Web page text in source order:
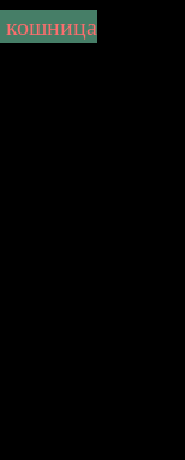
кошница